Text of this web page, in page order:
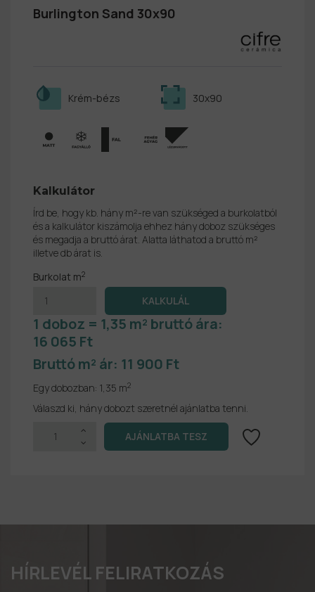
Burlington Sand 30x90
30x90
Krém-bézs
Kalkulátor
Írd be, hogy kb. hány m²-re van szükséged a burkolatból
és a kalkulátor kiszámolja ehhez hány doboz szükséges
és megadja a bruttó árat. Alatta láthatod a bruttó m²
illetve db árat is.
Burkolat m2
1 doboz = 1,35 m² bruttó ára:
16 065 Ft
Bruttó m² ár: 11 900 Ft
Egy dobozban: 1,35 m2
Válaszd ki, hány dobozt szeretnél ajánlatba tenni.
HÍRLEVÉL FELIRATKOZÁS